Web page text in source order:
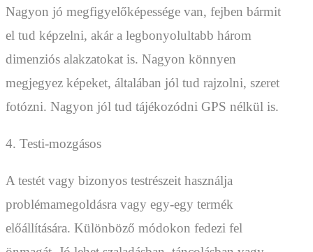
Nagyon jó megfigyelőképessége van, fejben bármit
el tud képzelni, akár a legbonyolultabb három
dimenziós alakzatokat is. Nagyon könnyen
megjegyez képeket, általában jól tud rajzolni, szeret
fotózni. Nagyon jól tud tájékozódni GPS nélkül is.
4. Testi-mozgásos
A testét vagy bizonyos testrészeit használja
problémamegoldásra vagy egy-egy termék
előállítására. Különböző módokon fedezi fel